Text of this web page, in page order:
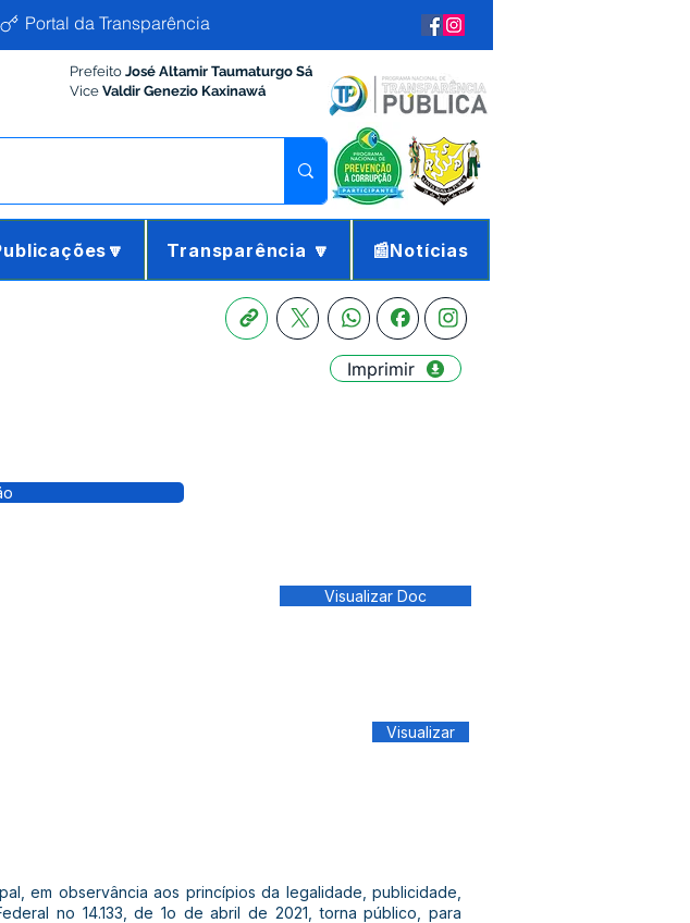
Portal da Transparência
Prefeito José Altamir Taumaturgo Sá
Vice Valdir Genezio Kaxinawá
Transparência 🔽 📰Notícias
Imprimir
Visualizar Doc
Visualizar
em observância aos princípios da legalidade, publicidade,
no 14.133, de 1o de abril de 2021, torna público, para